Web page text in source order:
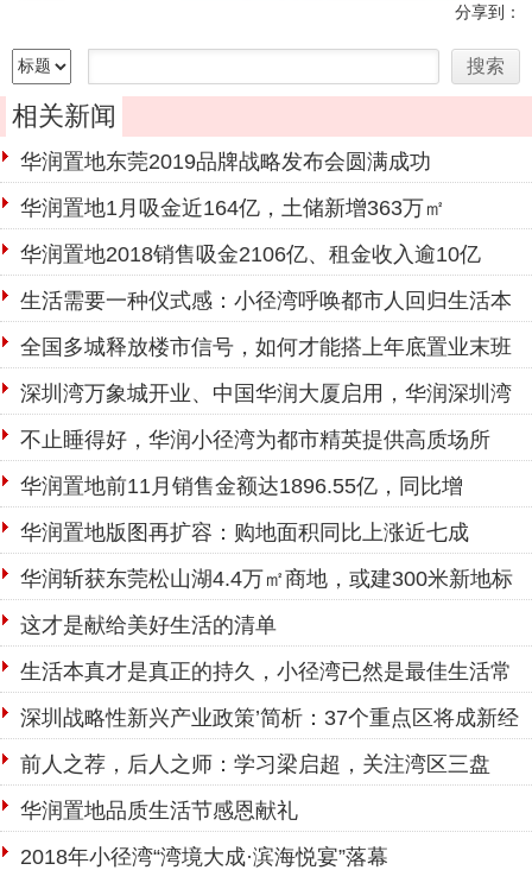
分享到：
相关新闻
华润置地东莞2019品牌战略发布会圆满成功
华润置地1月吸金近164亿，土储新增363万㎡
华润置地2018销售吸金2106亿、租金收入逾10亿
生活需要一种仪式感：小径湾呼唤都市人回归生活本
源
全国多城释放楼市信号，如何才能搭上年底置业末班
车？
深圳湾万象城开业、中国华润大厦启用，华润深圳湾
大城已成
不止睡得好，华润小径湾为都市精英提供高质场所
华润置地前11月销售金额达1896.55亿，同比增
52.09%
华润置地版图再扩容：购地面积同比上涨近七成
华润斩获东莞松山湖4.4万㎡商地，或建300米新地标
综合体
这才是献给美好生活的清单
生活本真才是真正的持久，小径湾已然是最佳生活常
居地
深圳战略性新兴产业政策’简析：37个重点区将成新经
济策源地
前人之荐，后人之师：学习梁启超，关注湾区三盘
华润置地品质生活节感恩献礼
2018年小径湾“湾境大成·滨海悦宴”落幕